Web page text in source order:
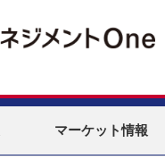
マーケット情報